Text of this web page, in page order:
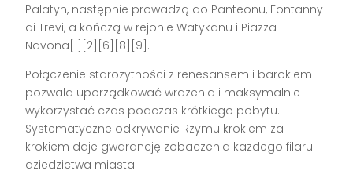
Palatyn, następnie prowadzą do Panteonu, Fontanny
di Trevi, a kończą w rejonie Watykanu i Piazza
Navona[1][2][6][8][9].
Połączenie starożytności z renesansem i barokiem
pozwala uporządkować wrażenia i maksymalnie
wykorzystać czas podczas krótkiego pobytu.
Systematyczne odkrywanie Rzymu krokiem za
krokiem daje gwarancję zobaczenia każdego filaru
dziedzictwa miasta.